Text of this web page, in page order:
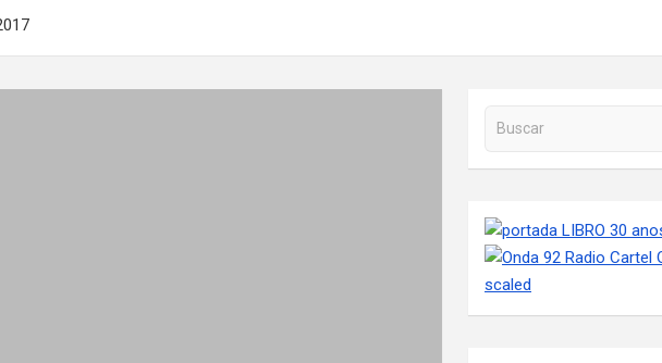
Buscar en la web